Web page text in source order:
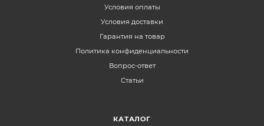
Условия оплаты
Условия доставки
Гарантия на товар
Политика конфиденциальности
Вопрос-ответ
Статьи
КАТАЛОГ